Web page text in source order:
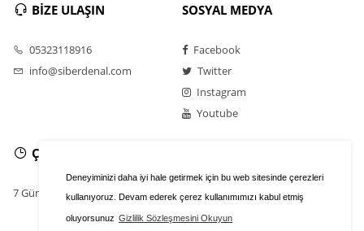
Deneyiminizi daha iyi hale getirmek için bu web sitesinde çerezleri
kullanıyoruz. Devam ederek çerez kullanımımızı kabul etmiş
oluyorsunuz Gizlilik Sözleşmesini Okuyun
BİZE ULAŞIN
05323118916
info@siberdenal.com
SOSYAL MEDYA
Facebook
Twitter
Instagram
Youtube
ÇALIŞMA SAATLERİ
7 Gün / 24 Saat